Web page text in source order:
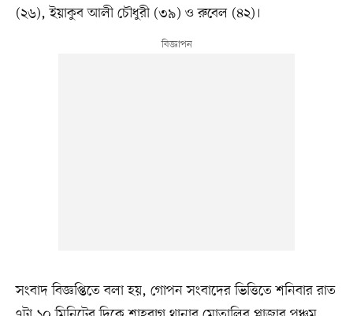
(২৬), ইয়াকুব আলী চৌধুরী (৩৯) ও রুবেল (৪২)।
সংবাদ বিজ্ঞপ্তিতে বলা হয়, গোপন সংবাদের ভিত্তিতে শনিবার রাত